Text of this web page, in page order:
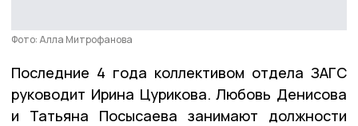
Фото: Алла Митрофанова
Последние 4 года коллективом отдела ЗАГС
руководит Ирина Цурикова. Любовь Денисова
и Татьяна Посысаева занимают должности